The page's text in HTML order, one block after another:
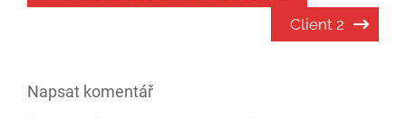
pro
Client 2
Napsat komentář